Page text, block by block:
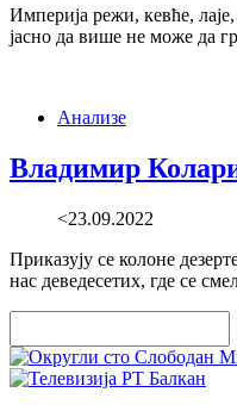
Империја режи, кевће, лаје,
јасно да више не може да
Анализе
Владимир
<23.09.2022
Приказују се колоне
нас деведесетих, где се